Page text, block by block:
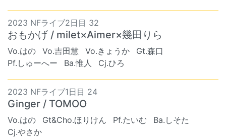
2023 NFライブ2日目 32
おもかげ / milet×Aimer×幾田りら
Vo.はの Vo.吉田慧 Vo.きょうか
Gt.森口
Pf.しゅーへー
Ba.惟人 Cj.ひろ
2023 NFライブ1日目 24
Ginger / TOMOO
Vo.はの Gt&Cho.ほりけん Pf.たいむ
Ba.しそた
Cj.やさか